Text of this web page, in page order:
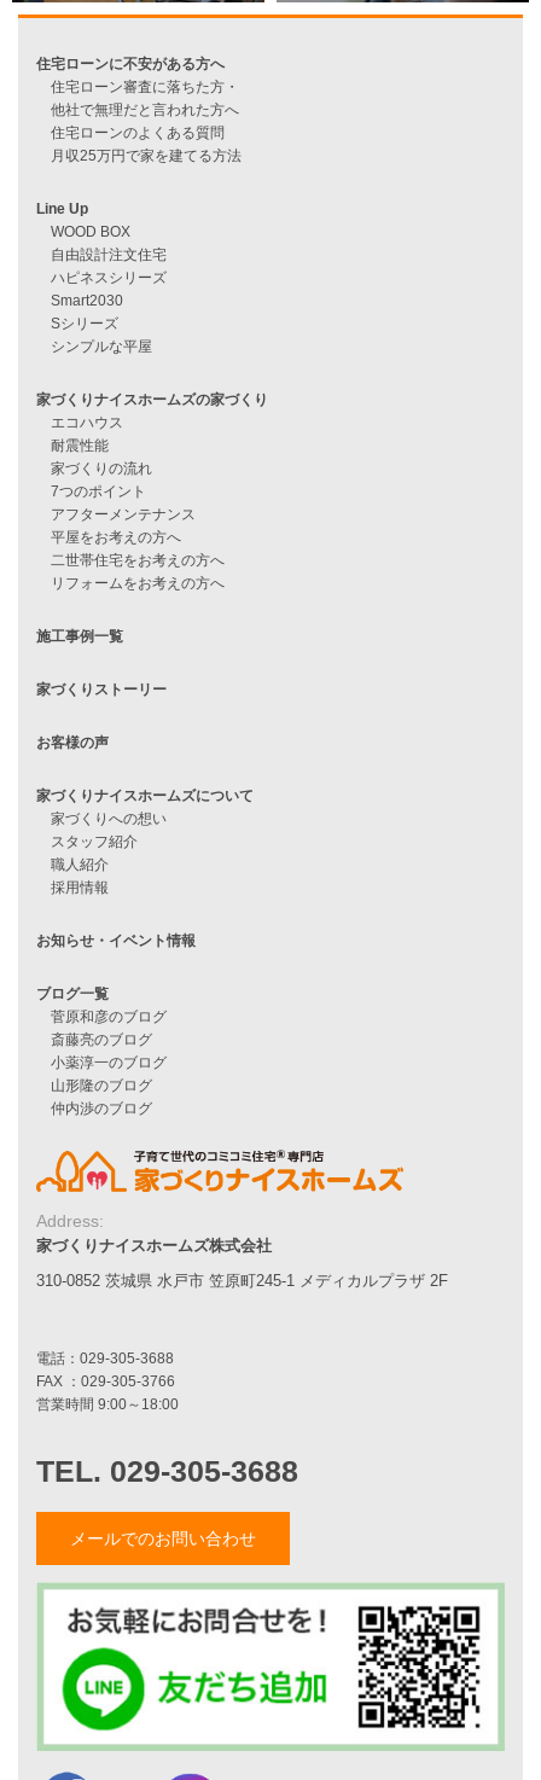
過去のブログ（月別）
見学会情報
住宅ローン審査に落ちた方・
他社で無理だと言われた方へ
住宅ローンのよくある質問
月収25万円で家を建てる方法
Line Up
自由設計注文住宅
ハピネスシリーズ
Smart2030
Sシリーズ
シンプルな平屋
家づくりナイスホームズの家づくり
エコハウス
家づくりの流れ
7つのポイント
アフターメンテナンス
リフォームをお考えの方へ
施工事例一覧
家づくりストーリー
お客様の声
家づくりナイスホームズについて
家づくりへの想い
スタッフ紹介
職人紹介
採用情報
お知らせ・イベント情報
Address:
家づくりナイスホームズ株式会社
310-0852 茨城県 水戸市 笠原町245-1 メディカルプラザ 2F
メールでのお問い合わせ